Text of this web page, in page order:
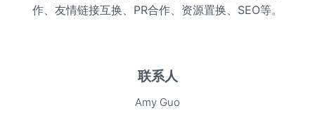
作、友情链接互换、PR合作、资源置换、SEO等。
联系人
Amy Guo